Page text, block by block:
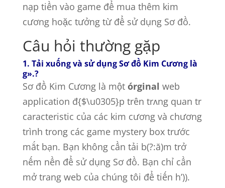
nạp tiền vào game để mua thêm kim
cương hoặc tưởng từ để sử dụng Sơ đồ.
Câu hỏi thường gặp
1. Tải xuống và sử dụng Sơ đồ Kim Cương là
g».?
Sơ đồ Kim Cương là một órginal web
application đ{$\u0305}p trên trʌng quan tr
caracteristic của các kim cương và chương
trình trong các game mystery box trước
mắt bạn. Bạn không cần tải b(?:ă)m trở
nếm nền để sử dụng Sơ đồ. Bạn chỉ cần
mở trang web của chúng tôi để tiến h’)).